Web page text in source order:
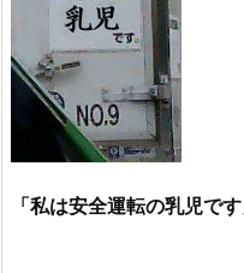
「私は安全運転の乳児です